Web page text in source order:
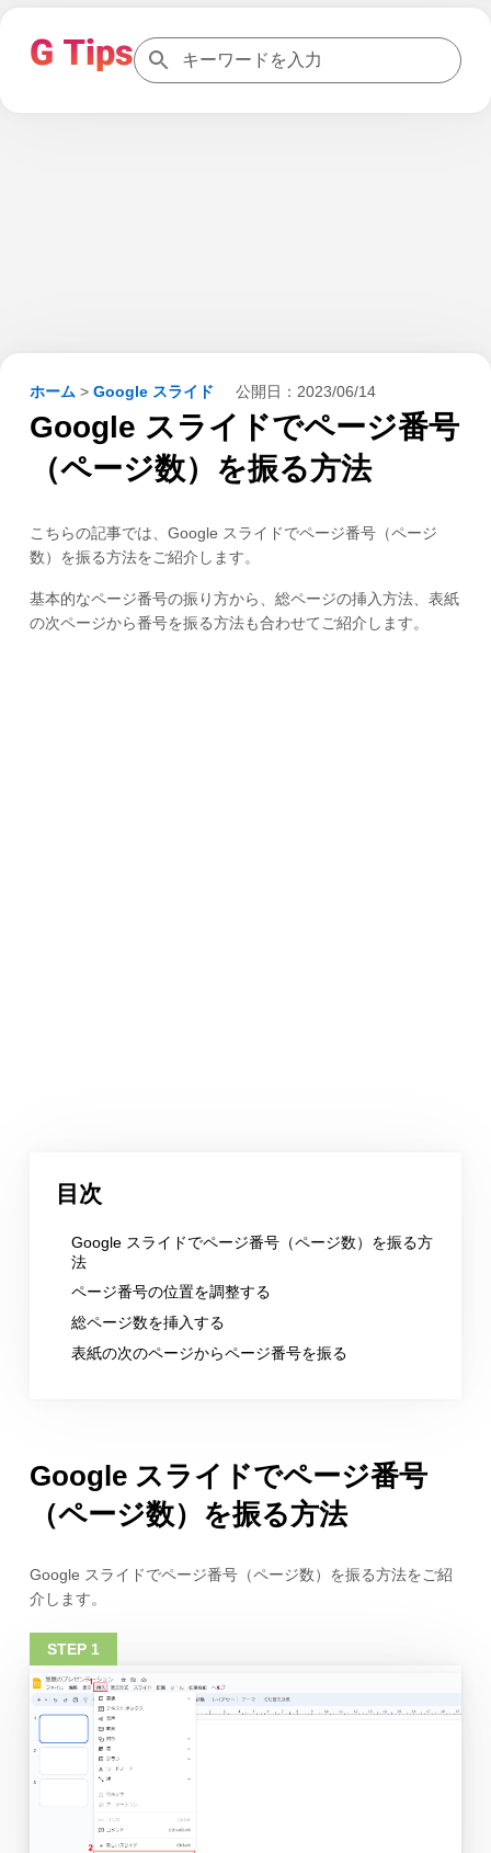
ホーム > Google スライド 公開日： 2023/06/14
Google スライドでページ番号
（ページ数）を振る方法
こちらの記事では、Google スライドでページ番号（ページ
数）を振る方法をご紹介します。
基本的なページ番号の振り方から、総ページの挿入方法、表紙
の次ページから番号を振る方法も合わせてご紹介します。
目次
Google スライドでページ番号（ページ数）を振る方
法
ページ番号の位置を調整する
総ページ数を挿入する
表紙の次のページからページ番号を振る
Google スライドでページ番号
（ページ数）を振る方法
Google スライドでページ番号（ページ数）を振る方法をご紹
介します。